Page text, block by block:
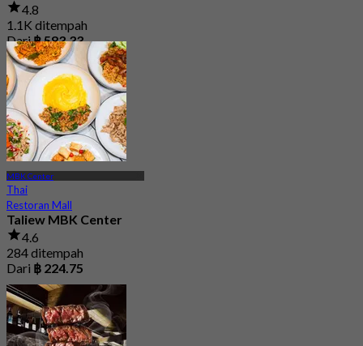
4.8
1.1K ditempah
Dari฿ 583.33
MBK Center
Thai
Restoran Mall
Taliew MBK Center
4.6
284 ditempah
Dari ฿ 224.75